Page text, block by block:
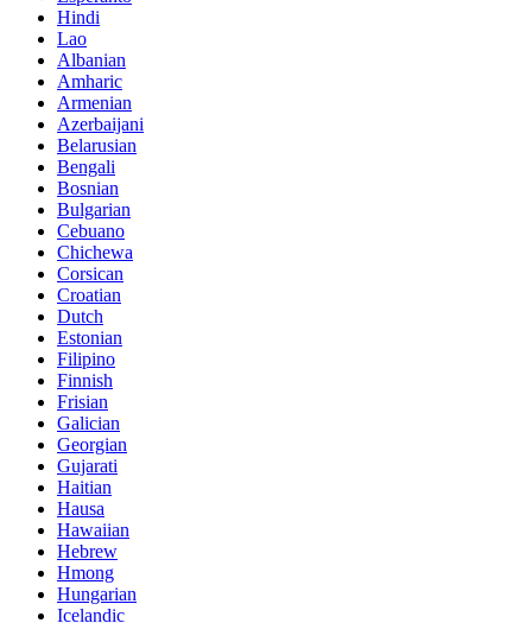
Hindi
Lao
Albanian
Amharic
Armenian
Azerbaijani
Belarusian
Bengali
Bosnian
Bulgarian
Cebuano
Chichewa
Corsican
Croatian
Dutch
Estonian
Filipino
Finnish
Frisian
Galician
Georgian
Gujarati
Haitian
Hausa
Hawaiian
Hebrew
Hmong
Hungarian
Icelandic